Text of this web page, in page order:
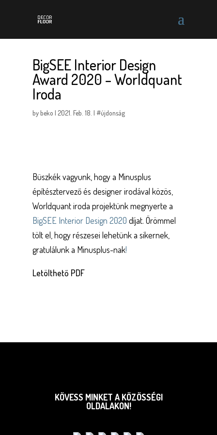
BigSEE Interior Design
Award 2020 – Worldquant
Iroda
bybeko |2021. Feb. 18. |#újdonság
Büszkék vagyunk, hogy a Minusplus
építésztervező és designer irodával közös,
Worldquant iroda projektünk megnyerte a
BigSEE Interior Design 2020 díjat. Örömmel
tölt el, hogy részesei lehetünk a sikernek,
gratulálunk a Minusplus-nak!
Letölthető PDF
KÖVESS MINKET A KÖZÖSSÉGI
OLDALAKON!